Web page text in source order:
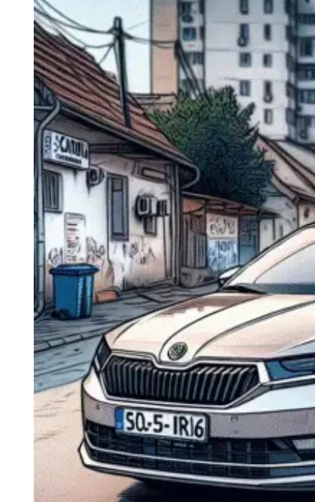
Navigatie Duster 2011
Navigatie Duster 2019
Audi
Navigatie Audi A3 8p
Navigatie Audi A4
Navigatie Audi A4 B6
Navigatie Audi A4 B7
Navigatie Audi A4 B8
Navigatie Audi A5
Navigatie Audi A6 C5
Navigatie Audi A6 C6
Navigatie Audi A6 C7
Navigatie Audi Q5
Ford
Navigație Ford Fiesta
Navigație Ford Focus 1
Navigație Ford Focus 2
Navigație Ford Focus MK3
Navigație Ford Mondeo MK3
Navigație Ford Mondeo MK4
Navigație Ford Transit
Mercedes
Navigație Mercedes C Class W203
Navigație Mercedes C Class W204
Navigație Mercedes W203
Navigație Mercedes W204
Navigație Mercedes W211
Navigație Mercedes Sprinter
Passat
Navigație Passat B5
Navigație Passat B5 5
Navigație Passat B6
Navigație Passat B7
Navigație Passat B8
Navigație Passat CC
Skoda
Navigație Skoda Fabia 1
Navigație Skoda Fabia 2
Navigație Skoda Octavia 1